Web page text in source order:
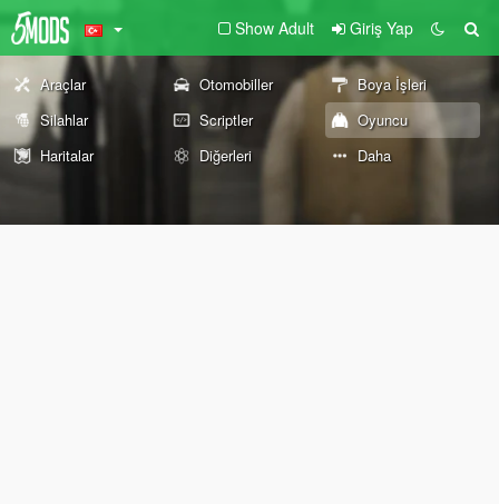
Show Adult Giriş Yap
Araçlar Otomobiller
Boya İşleri
Silahlar
Scriptler
Oyuncu
Haritalar
Diğerleri Daha